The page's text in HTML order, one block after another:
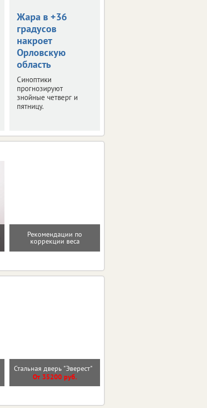
Жара в +36
градусов
накроет
Орловскую
область
Синоптики
прогнозируют
знойные четверг и
пятницу.
Рекомендации по
коррекции веса
Стальная дверь "Эверест"
От 35200 руб.